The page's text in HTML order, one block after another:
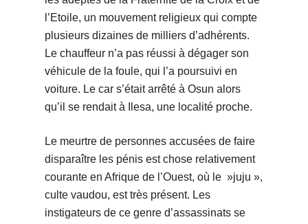
l’Etoile, un mouvement religieux qui compte
plusieurs dizaines de milliers d’adhérents.
Le chauffeur n’a pas réussi à dégager son
véhicule de la foule, qui l’a poursuivi en
voiture. Le car s’était arrêté à Osun alors
qu’il se rendait à Ilesa, une localité proche.
Le meurtre de personnes accusées de faire
disparaître les pénis est chose relativement
courante en Afrique de l’Ouest, où le »juju »,
culte vaudou, est très présent. Les
instigateurs de ce genre d’assassinats se